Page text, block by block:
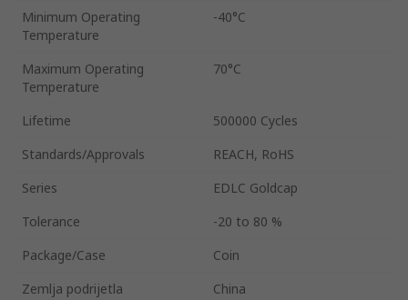
Minimum Operating
Temperature
-40°C
Maximum Operating
Temperature
70°C
Lifetime
500000 Cycles
Standards/Approvals
REACH, RoHS
Series
EDLC Goldcap
Tolerance
-20 to 80 %
Package/Case
Coin
Zemlja podrijetla
China